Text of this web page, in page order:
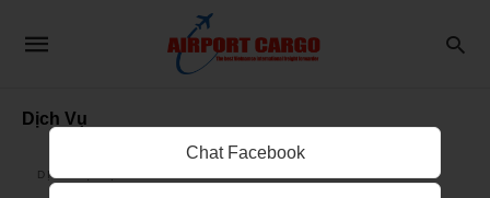
Dịch Vụ
DỊCH VỤ VẬN CHUYỂN
Chat Facebook